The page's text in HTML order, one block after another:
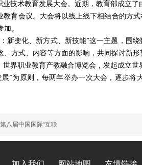
技术教育发展大会。近期，教育部成立
育会议。大会将以线上线下相结合的方
。
新变化、新方式、新技能”这一主题，围
方式、内容等方面的影响，共同探讨新
界职业教育产教融合博览会，发起成立世
”为原则，每两年举办一次大会，逐步
八届中国国际“互联